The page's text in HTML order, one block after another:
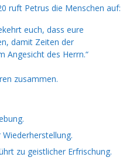
ruft Petrus die Menschen auf:
euch, dass eure
damit Zeiten der
Angesicht des Herrn.“
zusammen.
zu geistlicher Erfrischung.